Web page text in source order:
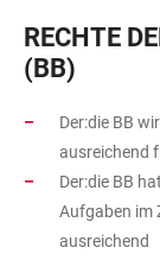
RECHTE
(BB)
Der:die BB
ausreichend
Der:die BB
Aufgaben im
ausreichend